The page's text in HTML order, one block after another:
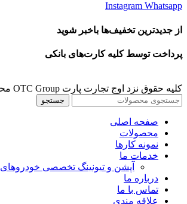
Instagram Whatsapp
از جدیدترین تخفیف‌ها باخبر شوید
پرداخت توسط کلیه کارت‌های بانکی
کلیه حقوق نزد اوج تجارت پارت OTC Group محفوظ است.
جستجو
صفحه اصلی
محصولات
نمونه کارها
خدمات ما
آپشن و تیونینگ تخصصی خودروهای KMC
درباره ما
تماس با ما
علاقه مندی